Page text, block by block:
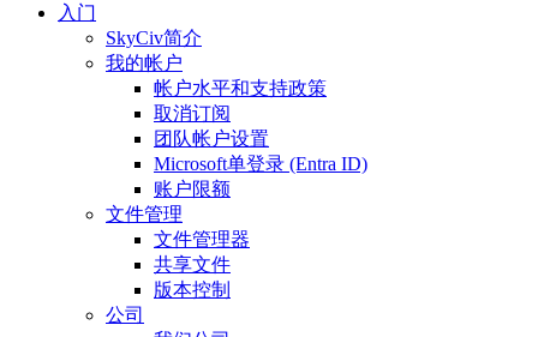
入门
SkyCiv简介
我的帐户
帐户水平和支持政策
取消订阅
团队帐户设置
Microsoft单登录 (Entra ID)
账户限额
文件管理
文件管理器
共享文件
版本控制
公司